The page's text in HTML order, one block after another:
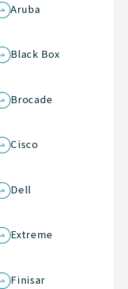
Aruba
Black Box
Brocade
Cisco
Dell
Extreme
Finisar